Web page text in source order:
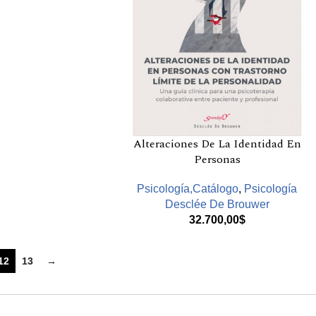
Alteraciones De La Identidad En
Personas
Psicología,Catálogo, Psicología
Desclée De Brouwer
32.700,00$
13 →